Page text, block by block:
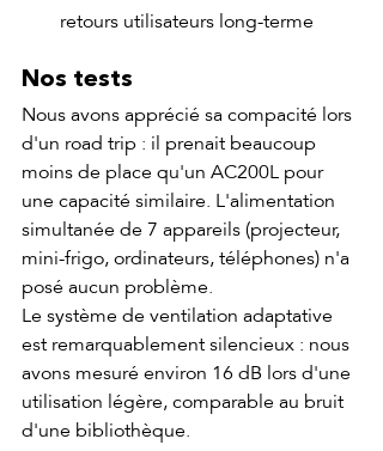
retours utilisateurs long-terme
Nos tests
Nous avons apprécié sa compacité lors
d'un road trip : il prenait beaucoup
moins de place qu'un AC200L pour
une capacité similaire. L'alimentation
simultanée de 7 appareils (projecteur,
mini-frigo, ordinateurs, téléphones) n'a
posé aucun problème.
Le système de ventilation adaptative
est remarquablement silencieux : nous
avons mesuré environ 16 dB lors d'une
utilisation légère, comparable au bruit
d'une bibliothèque.